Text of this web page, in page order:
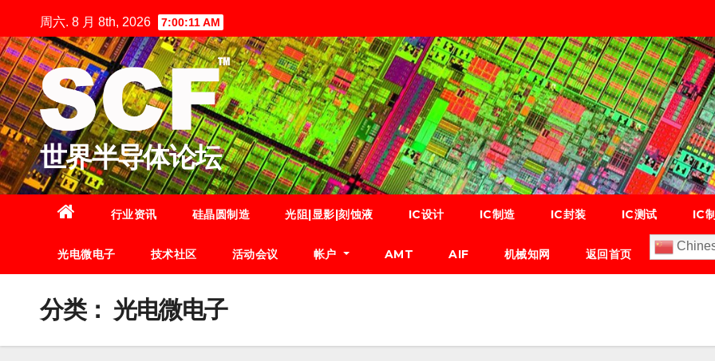
至
内
容
周六. 8 月 8th, 2026 7:00:12 AM
世界半导体论坛
行业资讯 硅晶圆制造 光阻|显影|刻蚀液 IC设计 IC制造 IC封装 IC测试 IC
光电微电子 技术社区 活动会议 帐户 AMT AIF 机械知网 返回首页
分类： 光电微电子